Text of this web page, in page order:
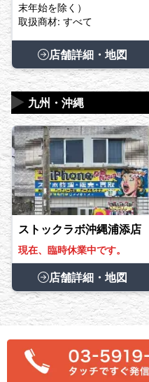
末年始を除く）
取扱商材: すべて
店舗詳細・地図
九州・沖縄
▶
ストックラボ沖縄浦添店
現在、臨時休業中です。
店舗詳細・地図